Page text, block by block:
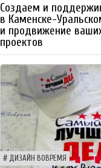
Создаем и
в Каменске-
и продвижение
проектов
ДИЗАЙН ВОВРЕМЯ